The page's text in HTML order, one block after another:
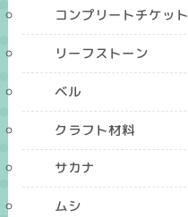
コンプリートチケット
リーフストーン
ベル
クラフト材料
サカナ
ムシ